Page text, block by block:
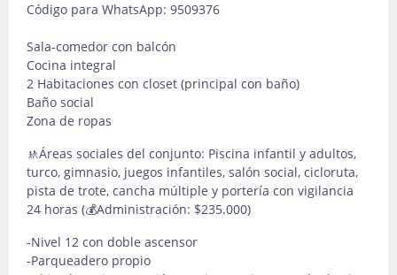
Código para WhatsApp: 9509376
Sala-comedor con balcón
Cocina integral
2 Habitaciones con closet (principal con baño)
Baño social
Zona de ropas
🚸Áreas sociales del conjunto: Piscina infantil y adultos,
turco, gimnasio, juegos infantiles, salón social, cicloruta,
pista de trote, cancha múltiple y portería con vigilancia
24 horas (💰Administración: $235.000)
-Nivel 12 con doble ascensor
-Parqueadero propio